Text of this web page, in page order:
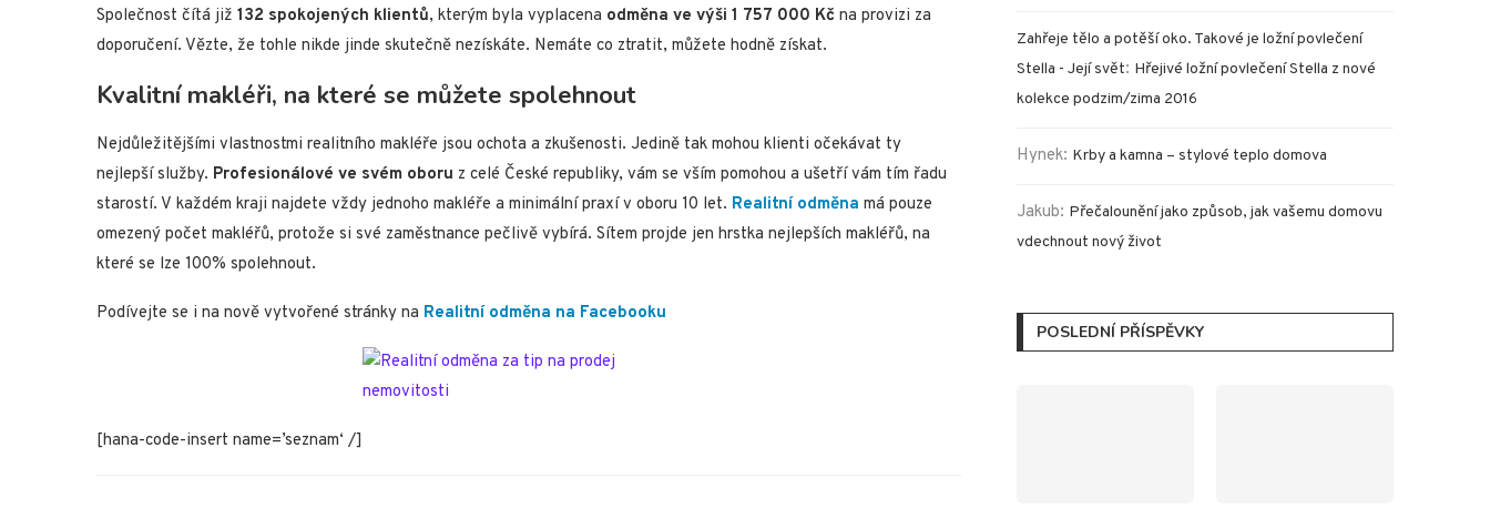
Společnost čítá již 132 spokojených klientů, kterým byla vyplacena odměna ve výši 1 757 000 Kč na provizi za
doporučení. Vězte, že tohle nikde jinde skutečně nezískáte. Nemáte co ztratit, můžete hodně získat.
Kvalitní makléři, na které se můžete spolehnout
Nejdůležitějšími vlastnostmi realitního makléře jsou ochota a zkušenosti. Jedině tak mohou klienti očekávat ty
nejlepší služby. Profesionálové ve svém oboru z celé České republiky, vám se vším pomohou a ušetří vám tím řadu
starostí. V každém kraji najdete vždy jednoho makléře a minimální praxí v oboru 10 let. Realitní odměna má pouze
omezený počet makléřů, protože si své zaměstnance pečlivě vybírá. Sítem projde jen hrstka nejlepších makléřů, na
které se lze 100% spolehnout.
Podívejte se i na nově vytvořené stránky na Realitní odměna na Facebooku
[hana-code-insert name=’seznam‘ /]
Zahřeje tělo a potěší oko. Takové je ložní povlečení
Stella - Její svět: Hřejivé ložní povlečení Stella z nové
kolekce podzim/zima 2016
Hynek: Krby a kamna – stylové teplo domova
Jakub: Přečalounění jako způsob, jak vašemu domovu
vdechnout nový život
POSLEDNÍ PŘÍSPĚVKY